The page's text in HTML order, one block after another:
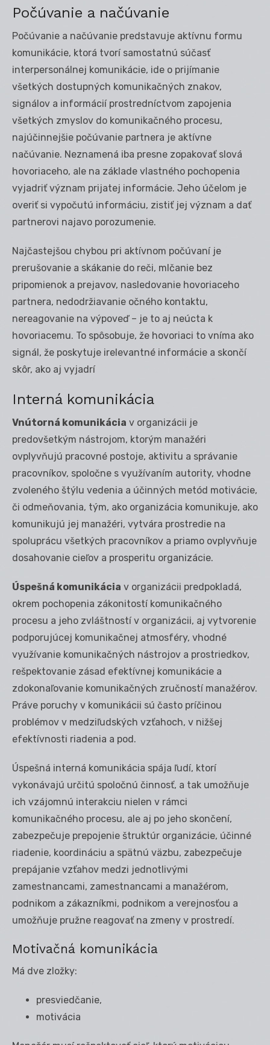
Počúvanie a načúvanie
Počúvanie a načúvanie predstavuje aktívnu formu
komunikácie, ktorá tvorí samostatnú súčasť
interpersonálnej komunikácie, ide o prijímanie
všetkých dostupných komunikačných znakov,
signálov a informácií prostredníctvom zapojenia
všetkých zmyslov do komunikačného procesu,
najúčinnejšie počúvanie partnera je aktívne
načúvanie. Neznamená iba presne zopakovať slová
hovoriaceho, ale na základe vlastného pochopenia
vyjadriť význam prijatej informácie. Jeho účelom je
overiť si vypočutú informáciu, zistiť jej význam a dať
partnerovi najavo porozumenie.
Najčastejšou chybou pri aktívnom počúvaní je
prerušovanie a skákanie do reči, mlčanie bez
pripomienok a prejavov, nasledovanie hovoriaceho
partnera, nedodržiavanie očného kontaktu,
nereagovanie na výpoveď – je to aj neúcta k
hovoriacemu. To spôsobuje, že hovoriaci to vníma ako
signál, že poskytuje irelevantné informácie a skončí
skôr, ako aj vyjadrí
Interná komunikácia
Vnútorná komunikácia v organizácii je
predovšetkým nástrojom, ktorým manažéri
ovplyvňujú pracovné postoje, aktivitu a správanie
pracovníkov, spoločne s využívaním autority, vhodne
zvoleného štýlu vedenia a účinných metód motivácie,
či odmeňovania, tým, ako organizácia komunikuje, ako
komunikujú jej manažéri, vytvára prostredie na
spoluprácu všetkých pracovníkov a priamo ovplyvňuje
dosahovanie cieľov a prosperitu organizácie.
Úspešná komunikácia v organizácii predpokladá,
okrem pochopenia zákonitostí komunikačného
procesu a jeho zvláštností v organizácii, aj vytvorenie
podporujúcej komunikačnej atmosféry, vhodné
využívanie komunikačných nástrojov a prostriedkov,
rešpektovanie zásad efektívnej komunikácie a
zdokonaľovanie komunikačných zručností manažérov.
Práve poruchy v komunikácii sú často príčinou
problémov v medziľudských vzťahoch, v nižšej
efektívnosti riadenia a pod.
Úspešná interná komunikácia spája ľudí, ktorí
vykonávajú určitú spoločnú činnosť, a tak umožňuje
ich vzájomnú interakciu nielen v rámci
komunikačného procesu, ale aj po jeho skončení,
zabezpečuje prepojenie štruktúr organizácie, účinné
riadenie, koordináciu a spätnú väzbu, zabezpečuje
prepájanie vzťahov medzi jednotlivými
zamestnancami, zamestnancami a manažérom,
podnikom a zákazníkmi, podnikom a verejnosťou a
umožňuje pružne reagovať na zmeny v prostredí.
Motivačná komunikácia
Má dve zložky:
presviedčanie,
motivácia